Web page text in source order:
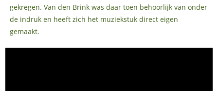
gekregen. Van den Brink was daar toen behoorlijk van onder
de indruk en heeft zich het muziekstuk direct eigen
gemaakt.